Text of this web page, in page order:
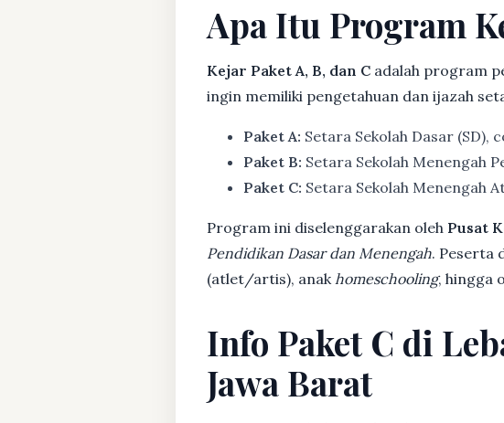
Apa Itu Program
Kejar Paket A, B, dan C adalah program
ingin memiliki pengetahuan dan ijazah
Paket A: Setara Sekolah Dasar (SD),
Paket B: Setara Sekolah Menengah
Paket C: Setara Sekolah Menengah
Program ini diselenggarakan oleh Pusat
Pendidikan Dasar dan Menengah. Peserta
(atlet/artis), anak homeschooling, hingga
Info Paket C di
Jawa Barat